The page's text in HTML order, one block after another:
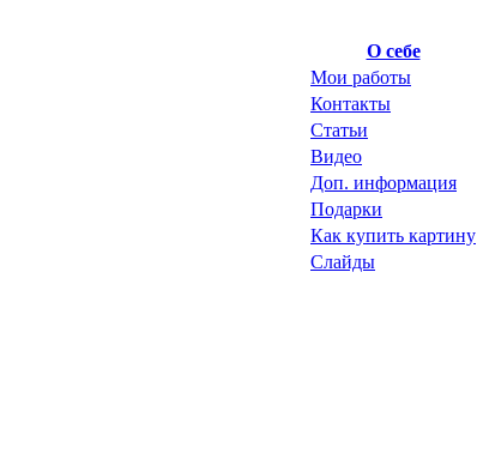
О себе
Мои работы
Контакты
Статьи
Видео
Доп. информация
Подарки
Как купить картину
Слайды